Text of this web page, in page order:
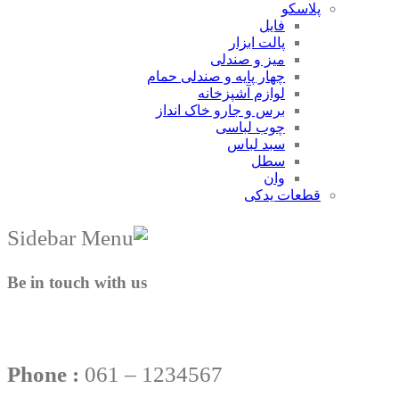
پلاسکو
فایل
پالت ابزار
میز و صندلی
چهار پایه و صندلی حمام
لوازم آشپزخانه
برس و جارو خاک انداز
چوب لباسی
سبد لباس
سطل
وان
قطعات یدکی
Be in touch with us
Phone : 061 – 1234567